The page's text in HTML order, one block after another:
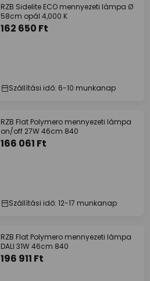
RZB Sidelite ECO mennyezeti lámpa Ø
58cm opál 4,000 K
162 650 Ft
Szállítási idő: 6-10 munkanap
RZB Flat Polymero mennyezeti lámpa
on/off 27W 46cm 840
166 061 Ft
Szállítási idő: 12-17 munkanap
RZB Flat Polymero mennyezeti lámpa
DALI 31W 46cm 840
196 911 Ft